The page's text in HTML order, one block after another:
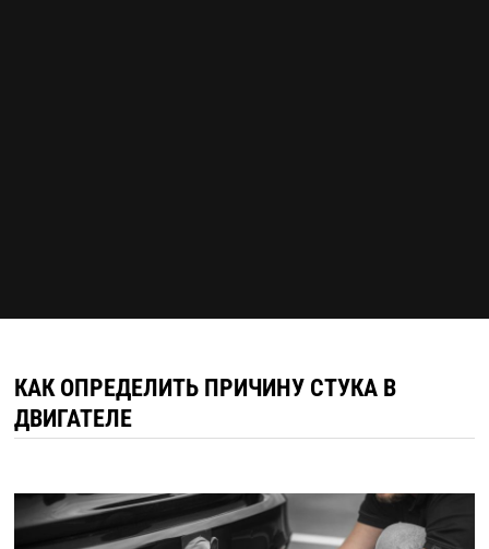
КАК ОПРЕДЕЛИТЬ ПРИЧИНУ СТУКА В
ДВИГАТЕЛЕ